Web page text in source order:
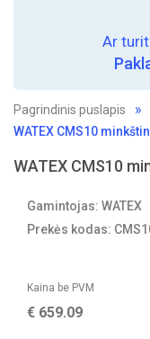
Ar
Pagrindinis puslapis
WATEX CMS10
WATEX CMS10
Gamintojas: WATEX
Prekės kodas:
Kaina be PVM
€ 659.09